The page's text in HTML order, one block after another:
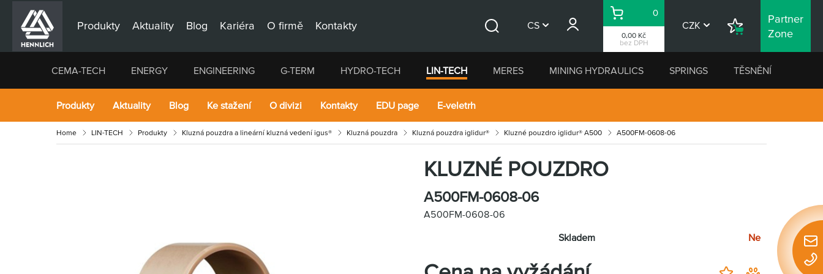
Produkty Aktuality Blog Kariéra O firmě Kontakty CS
0,00 Kč
bez DPH
Košík
0
CZK
Nákupní
Partner
Zone
CEMA-TECH ENERGY ENGINEERING G-TERM HYDRO-TECH LIN-TECH MERES MINING HYDRAULICS SPRINGS TĚSNĚNÍ
Produkty Aktuality Blog Ke stažení O divizi Kontakty EDU page E-veletrh
Home LIN-TECH Produkty Kluzná pouzdra a lineární kluzná vedení igus® Kluzná pouzdra Kluzná pouzdra iglidur® Kluzné pouzdro iglidur® A500 A500FM-0608-06
KLUZNÉ POUZDRO
A500FM-0608-06
A500FM-0608-06
Skladem Ne